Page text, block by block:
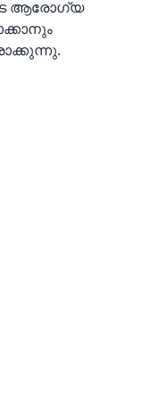
ആരോഗ്യ